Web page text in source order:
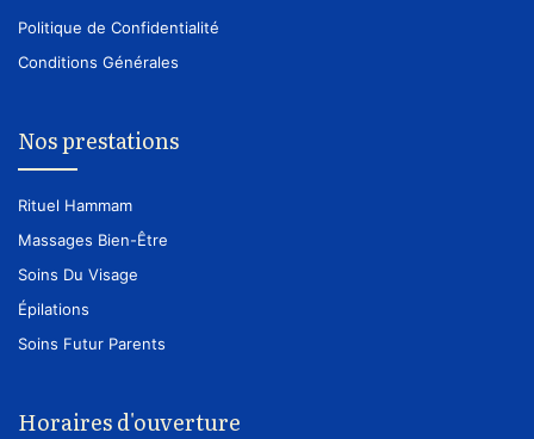
Politique de Confidentialité
Conditions Générales
Nos prestations
Rituel Hammam
Massages Bien-Être
Soins Du Visage
Épilations
Soins Futur Parents
Horaires d'ouverture